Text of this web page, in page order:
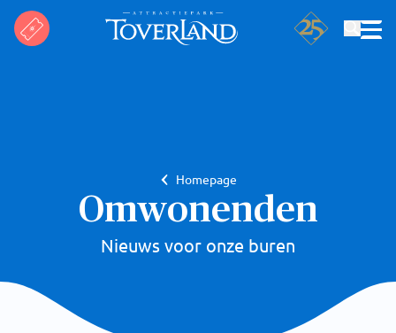
Homepage
Omwonenden
Nieuws voor onze buren